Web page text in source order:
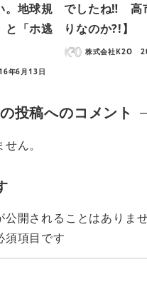
。地球規
と「ホ逃
年6月13日
でしたね‼ 高
りなのか?!】
株式会社K2O
投稿へのコメント
ん。
開されることはありませ
須項目です